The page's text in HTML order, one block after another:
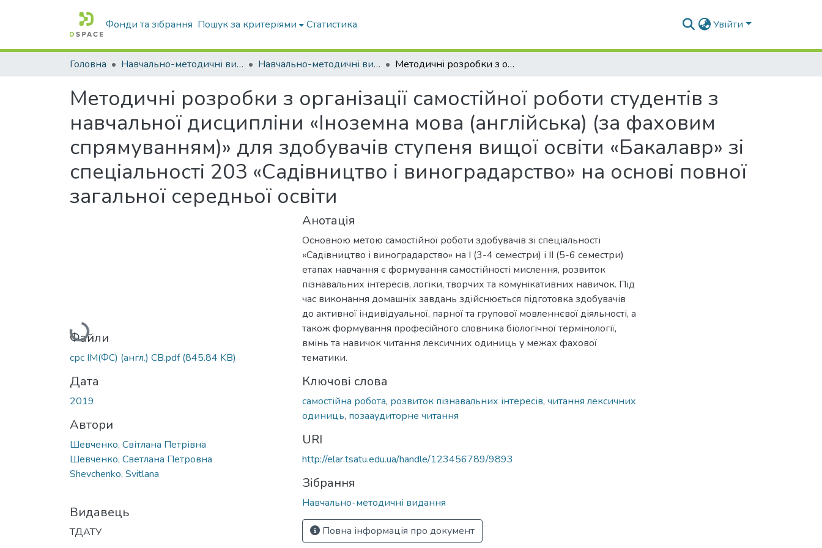
Фонди та зібрання Пошук за критеріями Статистика Увійти
Головна Навчально-методичні видання Навчально-методичні видання Методичні розробки з організації самостійної роботи студентів з навчальної дисципліни «Іноземна мова (англійська) (за фаховим спрямуванням)» для здобувачів ступеня вищої освіти «Бакалавр» зі спеціальності 203 «Садівництво і виноградарство» на основі повної загальної середньої освіти
Методичні розробки з організації самостійної роботи студентів з
навчальної дисципліни «Іноземна мова (англійська) (за фаховим
спрямуванням)» для здобувачів ступеня вищої освіти «Бакалавр» зі
спеціальності 203 «Садівництво і виноградарство» на основі повної
загальної середньої освіти
Вантажиться...
Файли
срс ІМ(ФС) (англ.) СВ.pdf(845.84 KB)
Дата
2019
Автори
Шевченко, Світлана Петрівна
Шевченко, Светлана Петровна
Shevchenko, Svitlana
Видавець
ТДАТУ
Анотація
Основною метою самостійної роботи здобувачів зі спеціальності
«Садівництво і виноградарство» на І (3-4 семестри) і ІІ (5-6 семестри)
етапах навчання є формування самостійності мислення, розвиток
пізнавальних інтересів, логіки, творчих та комунікативних навичок. Під
час виконання домашніх завдань здійснюється підготовка здобувачів
до активної індивідуальної, парної та групової мовленнєвої діяльності, а
також формування професійного словника біологічної термінології,
вмінь та навичок читання лексичних одиниць у межах фахової
тематики.
Ключові слова
самостійна робота, розвиток пізнавальних інтересів, читання лексичних
одиниць, позааудиторне читання
URI
http://elar.tsatu.edu.ua/handle/123456789/9893
Зібрання
Навчально-методичні видання
Повна інформація про документ